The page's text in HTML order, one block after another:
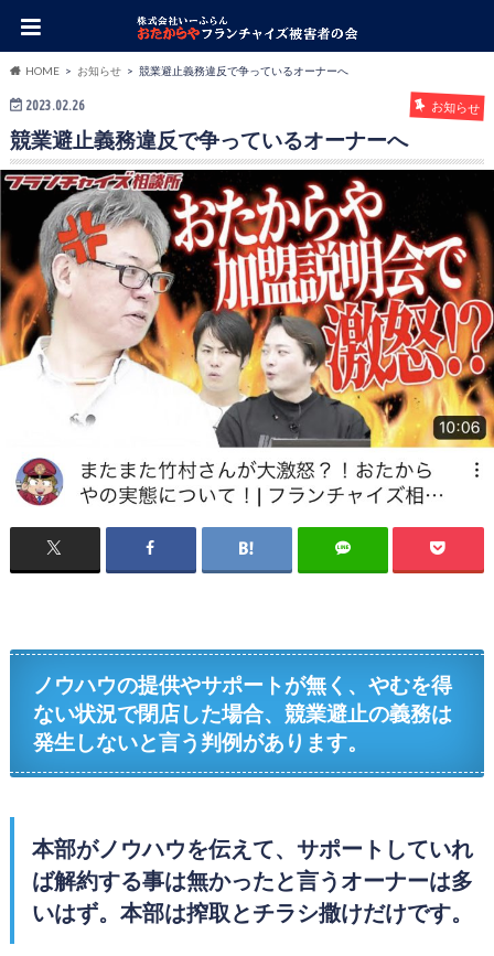
HOME お知らせ 競業避止義務違反で争っているオーナーへ
2023.02.26 お知らせ
競業避止義務違反で争っているオーナーへ
ノウハウの提供やサポートが無く、やむを得
ない状況で閉店した場合、競業避止の義務は
発生しないと言う判例があります。
本部がノウハウを伝えて、サポートしていれ
ば解約する事は無かったと言うオーナーは多
いはず。本部は搾取とチラシ撒けだけです。